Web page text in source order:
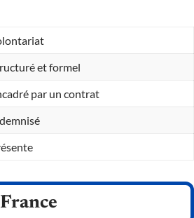
et formel
par un contrat